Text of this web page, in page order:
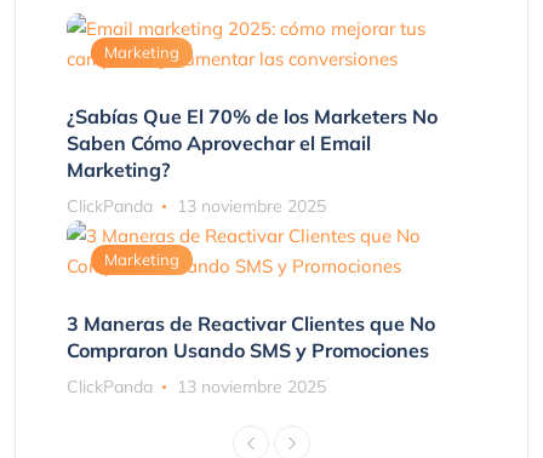
Marketing
¿Sabías Que El 70% de los Marketers No
Saben Cómo Aprovechar el Email
Marketing?
ClickPanda 13 noviembre 2025
Marketing
3 Maneras de Reactivar Clientes que No
Compraron Usando SMS y Promociones
ClickPanda 13 noviembre 2025